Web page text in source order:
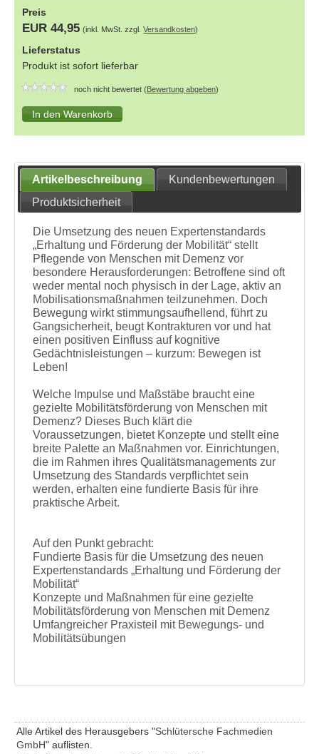
Preis
EUR 44,95 (inkl. MwSt. zzgl.Versandkosten)
Lieferstatus
Produkt ist sofort lieferbar
noch nicht bewertet (Bewertung abgeben)
Artikelbeschreibung
Kundenbewertungen
Produktsicherheit
Die Umsetzung des neuen Expertenstandards
„Erhaltung und Förderung der Mobilität“ stellt
Pflegende von Menschen mit Demenz vor
besondere Herausforderungen: Betroffene sind oft
weder mental noch physisch in der Lage, aktiv an
Mobilisationsmaßnahmen teilzunehmen. Doch
Bewegung wirkt stimmungsaufhellend, führt zu
Gangsicherheit, beugt Kontrakturen vor und hat
einen positiven Einfluss auf kognitive
Gedächtnisleistungen – kurzum: Bewegen ist
Leben!
Welche Impulse und Maßstäbe braucht eine
gezielte Mobilitätsförderung von Menschen mit
Demenz? Dieses Buch klärt die
Voraussetzungen, bietet Konzepte und stellt eine
breite Palette an Maßnahmen vor. Einrichtungen,
die im Rahmen ihres Qualitätsmanagements zur
Umsetzung des Standards verpflichtet sein
werden, erhalten eine fundierte Basis für ihre
praktische Arbeit.
Auf den Punkt gebracht:
Fundierte Basis für die Umsetzung des neuen
Expertenstandards „Erhaltung und Förderung der
Mobilität“
Konzepte und Maßnahmen für eine gezielte
Mobilitätsförderung von Menschen mit Demenz
Umfangreicher Praxisteil mit Bewegungs- und
Mobilitätsübungen
Alle Artikel des Herausgebers "Schlütersche Fachmedien
GmbH" auflisten.